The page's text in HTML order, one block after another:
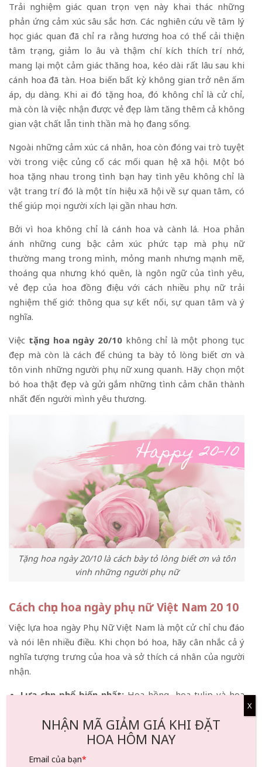
Trải nghiệm giác quan trọn vẹn này khai thác những
phản ứng cảm xúc sâu sắc hơn. Các nghiên cứu về tâm lý
học giác quan đã chỉ ra rằng hương hoa có thể cải thiện
tâm trạng, giảm lo âu và thậm chí kích thích trí nhớ,
mang lại một cảm giác thăng hoa, kéo dài rất lâu sau khi
cánh hoa đã tàn. Hoa biến bất kỳ không gian trở nên ấm
áp, dịu dàng. Khi ai đó tặng hoa, đó không chỉ là cử chỉ,
mà còn là việc nhận được vẻ đẹp làm tăng thêm cả không
gian vật chất lẫn tinh thần mà họ đang sống.
Ngoài những cảm xúc cá nhân, hoa còn đóng vai trò tuyệt
vời trong việc củng cố các mối quan hệ xã hội. Một bó
hoa tặng nhau trong tình bạn hay tình yêu không chỉ là
vật trang trí đó là một tín hiệu xã hội về sự quan tâm, có
thể giúp mọi người xích lại gần nhau hơn.
Bởi vì hoa không chỉ là cánh hoa và cành lá. Hoa phản
ánh những cung bậc cảm xúc phức tạp mà phụ nữ
thường mang trong mình, mỏng manh nhưng mạnh mẽ,
thoáng qua nhưng khó quên, là ngôn ngữ của tình yêu,
vẻ đẹp của hoa đồng điệu với cách nhiều phụ nữ trải
nghiệm thế giớ: thông qua sự kết nối, sự quan tâm và ý
nghĩa.
Việc tặng hoa ngày 20/10 không chỉ là một phong tục
đẹp mà còn là cách để chúng ta bày tỏ lòng biết ơn và
tôn vinh những người phụ nữ xung quanh. Hãy chọn một
bó hoa thật đẹp và gửi gắm những tình cảm chân thành
nhất đến người mình yêu thương.
Tặng hoa ngày 20/10 là cách bày tỏ lòng biết ơn và tôn
vinh những người phụ nữ
Cách chọn hoa ngày phụ nữ Việt Nam 20 10
Việc lựa hoa ngày Phụ Nữ Việt Nam là một cử chỉ chu đáo
và nói lên nhiều điều. Khi chọn bó hoa, hãy cân nhắc cả ý
nghĩa tượng trưng của hoa và sở thích cá nhân của người
nhận.
Lựa chọn phổ biến nhất:Hoa hồng, hoa tulip và hoa
thời gian. Hoa hồng tượng trưng cho tình yêu và đam
mê, hoa tulip tượng trưng cho tình yêu hoàn hảo và
NHẬN MÃ GIẢM GIÁ KHI ĐẶT
HOA HÔM NAY
Email của bạn*
X